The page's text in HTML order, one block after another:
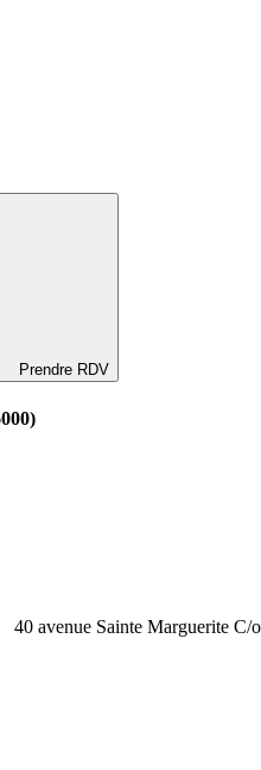
Prendre RDV
40 avenue Sainte Marguerite C/